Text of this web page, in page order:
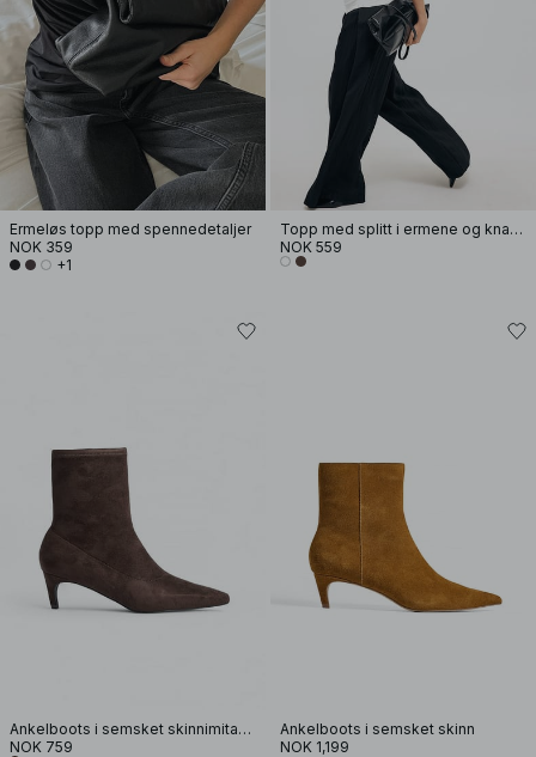
Ermeløs topp med spennedetaljer
NOK 359
+1
Topp med splitt i ermene og knapper
NOK 559
Ankelboots i semsket skinnimitasjon
NOK 759
Ankelboots i semsket skinn
NOK 1,199